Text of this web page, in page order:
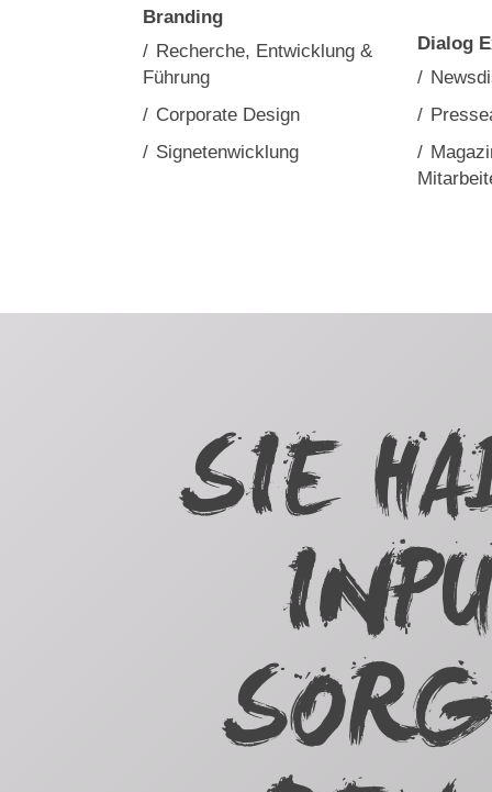
Branding
/ Recherche, Entwicklung &
Führung
/ Corporate Design
/ Signetenwicklung
Dialog
/
/
/
SIE